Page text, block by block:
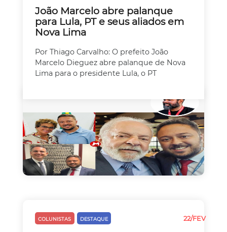
João Marcelo abre palanque
para Lula, PT e seus aliados em
Nova Lima
Por Thiago Carvalho: O prefeito João
Marcelo Dieguez abre palanque de Nova
Lima para o presidente Lula, o PT
COLUNISTAS DESTAQUE 22/FEV